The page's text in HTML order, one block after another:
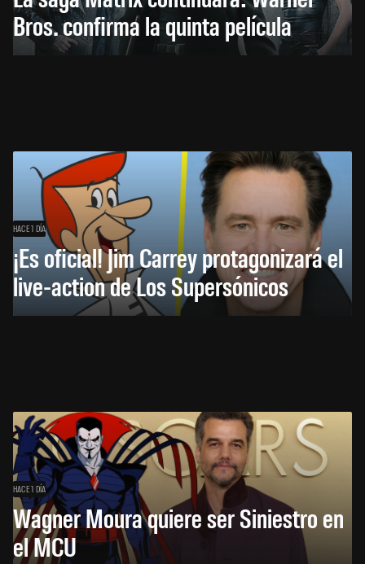
Bros. confirma la quinta película
HACE 1 DÍA
¡Es oficial! Jim Carrey protagonizará el
live-action de Los Supersónicos
HACE 1 DÍA
Wagner Moura quiere ser Siniestro en
el MCU